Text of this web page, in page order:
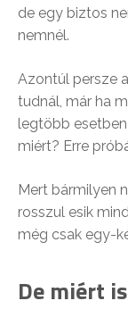
de egy biztos
nemnél.
Azontúl persze
tudnál, már ha
legtöbb
miért? Erre
Mert bármilyen
rosszul esik
még csak egy-
De miért